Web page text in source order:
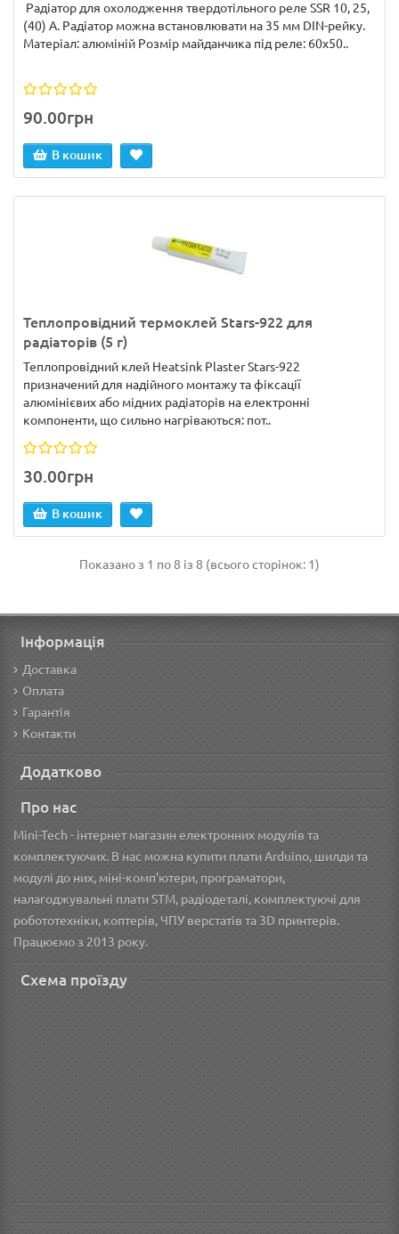
Радіатор для охолодження твердотільного реле SSR 10, 25,
(40) A. Радіатор можна встановлювати на 35 мм DIN-рейку.
Матеріал: алюміній Розмір майданчика під реле: 60х50..
90.00грн
В кошик
Теплопровідний термоклей Stars-922 для
радіаторів (5 г)
Теплопровідний клей Heatsink Plaster Stars-922
призначений для надійного монтажу та фіксації
алюмінієвих або мідних радіаторів на електронні
компоненти, що сильно нагріваються: пот..
30.00грн
В кошик
Показано з 1 по 8 із 8 (всього сторінок: 1)
Інформація
Доставка
Оплата
Гарантія
Контакти
Додатково
Про нас
Mini-Tech - інтернет магазин електронних модулів та
комплектуючих. В нас можна купити плати Arduino, шилди та
модулі до них, міні-комп'ютери, програматори,
налагоджувальні плати STM, радіодеталі, комплектуючі для
робототехніки, коптерів, ЧПУ верстатів та 3D принтерів.
Працюємо з 2013 року.
Схема проїзду